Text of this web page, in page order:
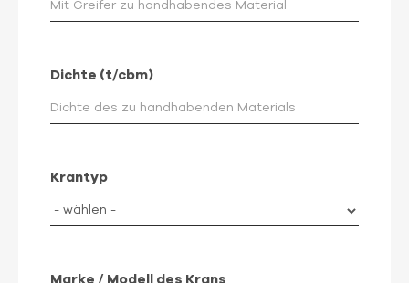
Dichte (t/cbm)
Krantyp
Marke / Modell des Krans